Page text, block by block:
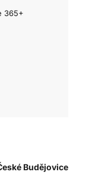
365+
Budějovice